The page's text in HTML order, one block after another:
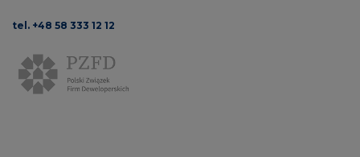
tel. +48 58 333 12 12